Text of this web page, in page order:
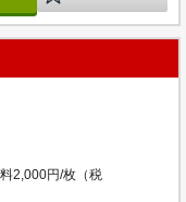
2,000円/枚（税